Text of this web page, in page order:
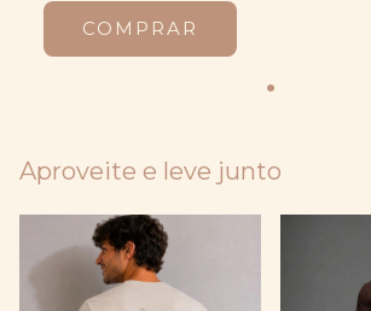
COMPRAR
Aproveite e leve junto